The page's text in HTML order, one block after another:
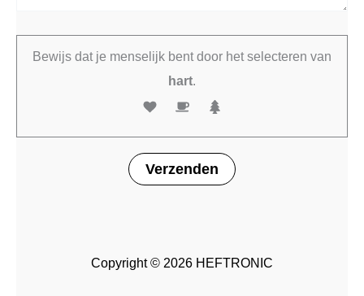
Bewijs dat je menselijk bent door het selecteren van
hart.
Copyright © 2026 HEFTRONIC